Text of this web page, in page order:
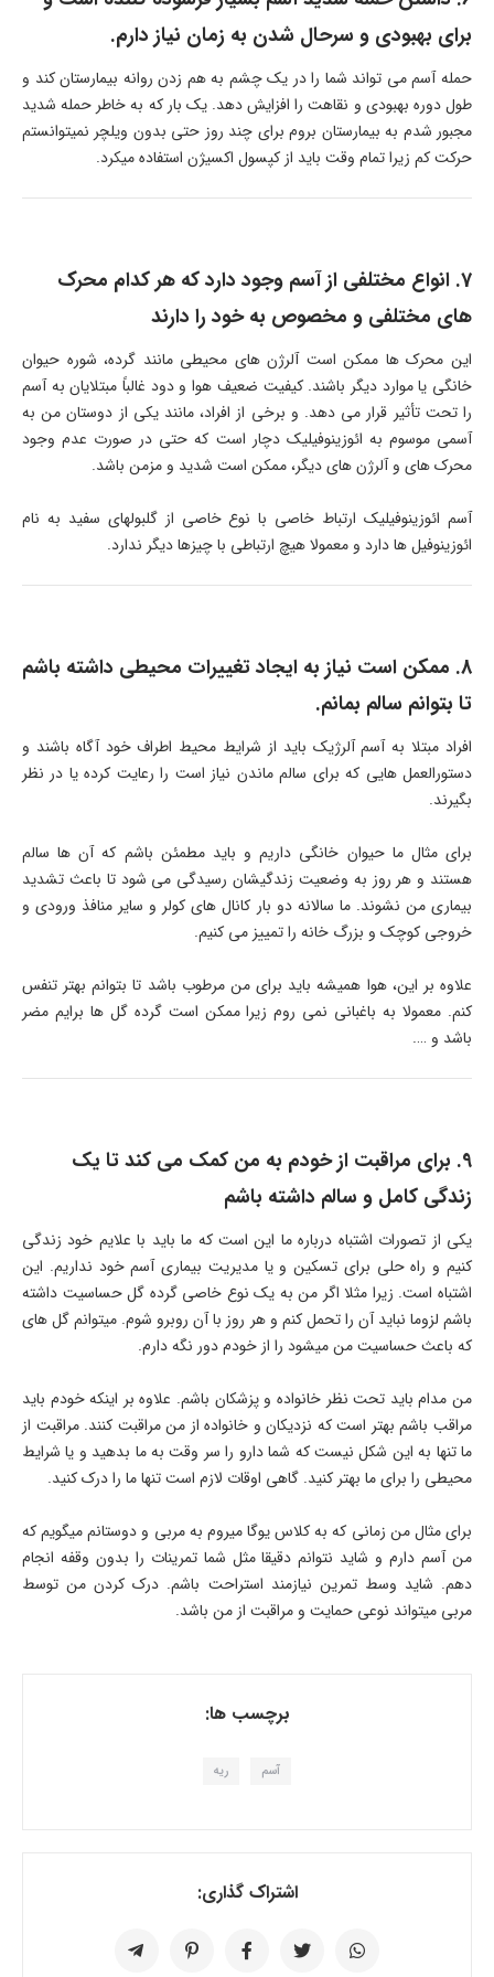
برای بهبودی و سرحال شدن به زمان نیاز دارم.
حمله آسم می تواند شما را در یک چشم به هم زدن روانه بیمارستان کند و
طول دوره بهبودی و نقاهت را افزایش دهد. یک بار که به خاطر حمله شدید
مجبور شدم به بیمارستان بروم برای چند روز حتی بدون ویلچر نمیتوانستم
حرکت کم زیرا تمام وقت باید از کپسول اکسیژن استفاده میکرد.
7. انواع مختلفی از آسم وجود دارد که هر کدام محرک
های مختلفی و مخصوص به خود را دارند
این محرک ها ممکن است آلرژن های محیطی مانند گرده، شوره حیوان
خانگی یا موارد دیگر باشند. کیفیت ضعیف هوا و دود غالباً مبتلایان به آسم
را تحت تأثیر قرار می دهد. و برخی از افراد، مانند یکی از دوستان من به
آسمی موسوم به ائوزینوفیلیک دچار است که حتی در صورت عدم وجود
محرک های و آلرژن های دیگر، ممکن است شدید و مزمن باشد.
آسم ائوزینوفیلیک ارتباط خاصی با نوع خاصی از گلبولهای سفید به نام
ائوزینوفیل ها دارد و معمولا هیچ ارتباطی با چیزها دیگر ندارد.
8. ممکن است نیاز به ایجاد تغییرات محیطی داشته باشم
تا بتوانم سالم بمانم.
افراد مبتلا به آسم آلرژیک باید از شرایط محیط اطراف خود آگاه باشند و
دستورالعمل هایی که برای سالم ماندن نیاز است را رعایت کرده یا در نظر
بگیرند.
برای مثال ما حیوان خانگی داریم و باید مطمئن باشم که آن ها سالم
هستند و هر روز به وضعیت زندگیشان رسیدگی می شود تا باعث تشدید
بیماری من نشوند. ما سالانه دو بار کانال های کولر و سایر منافذ ورودی و
خروجی کوچک و بزرگ خانه را تمییز می کنیم.
علاوه بر این، هوا همیشه باید برای من مرطوب باشد تا بتوانم بهتر تنفس
کنم. معمولا به باغبانی نمی روم زیرا ممکن است گرده گل ها برایم مضر
باشد و ….
9. برای مراقبت از خودم به من کمک می کند تا یک
زندگی کامل و سالم داشته باشم
یکی از تصورات اشتباه درباره ما این است که ما باید با علایم خود زندگی
کنیم و راه حلی برای تسکین و یا مدیریت بیماری آسم خود نداریم. این
اشتباه است. زیرا مثلا اگر من به یک نوع خاصی گرده گل حساسیت داشته
باشم لزوما نباید آن را تحمل کنم و هر روز با آن روبرو شوم. میتوانم گل های
که باعث حساسیت من میشود را از خودم دور نگه دارم.
من مدام باید تحت نظر خانواده و پزشکان باشم. علاوه بر اینکه خودم باید
مراقب باشم بهتر است که نزدیکان و خانواده از من مراقبت کنند. مراقبت از
ما تنها به این شکل نیست که شما دارو را سر وقت به ما بدهید و یا شرایط
محیطی را برای ما بهتر کنید. گاهی اوقات لازم است تنها ما را درک کنید.
برای مثال من زمانی که به کلاس یوگا میروم به مربی و دوستانم میگویم که
من آسم دارم و شاید نتوانم دقیقا مثل شما تمرینات را بدون وقفه انجام
دهم. شاید وسط تمرین نیازمند استراحت باشم. درک کردن من توسط
مربی میتواند نوعی حمایت و مراقبت از من باشد.
برچسب ها:
آسم ریه
اشتراک گذاری: